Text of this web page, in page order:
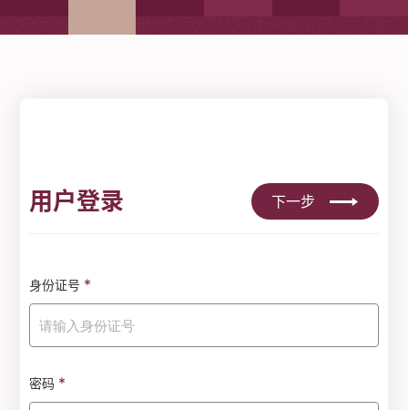
用户登录 下一步
身份证号 *
密码 *